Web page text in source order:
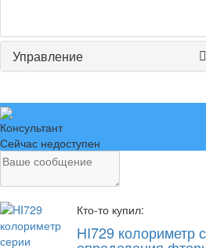
Управление
Консультант
Сейчас недоступен
Кто-то купил:
HI729 колориметр